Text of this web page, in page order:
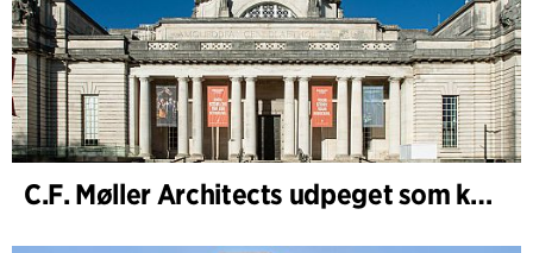
C.F. Møller Architects udpeget som konceptarkitekt for udviklingen af National Museum Cardiff